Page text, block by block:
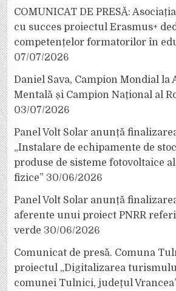
COMUNICAT DE PRESĂ:
cu succes proiectul Erasmus+
competențelor formatorilor în
07/07/2026
Daniel Sava, Campion Mondial la
Mentală și Campion Național al
03/07/2026
Panel Volt Solar anunță
„Instalare de echipamente de
produse de sisteme fotovoltaice
fizice” 30/06/2026
Panel Volt Solar anunță
aferente unui proiect PNRR
verde 30/06/2026
Comunicat de presă. Comuna
proiectul „Digitalizarea
comunei Tulnici, județul